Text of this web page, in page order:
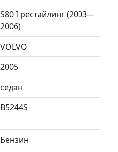
S80 I рестайлинг (2003—
2006)
VOLVO
2005
седан
B5244S
Бензин